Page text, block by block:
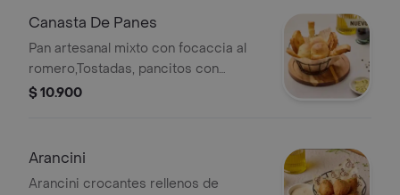
Canasta De Panes
Pan artesanal mixto con focaccia al
romero,Tostadas, pancitos con
mantequilla de ajo.
$ 10.900
Arancini
Arancini crocantes rellenos de